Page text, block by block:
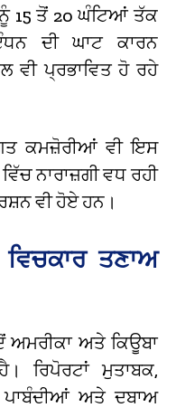
15 ਤੋਂ 20 ਘੰਟਿਆਂ ਤੱਕ
ਦੀ ਘਾਟ ਕਾਰਨ
ਵੀ ਪ੍ਰਭਾਵਿਤ ਹੋ ਰਹੇ
ਕਮਜ਼ੋਰੀਆਂ ਵੀ ਇਸ
ਨਾਰਾਜ਼ਗੀ ਵਧ ਰਹੀ
ਵੀ ਹੋਏ ਹਨ।
ਤਣਾਅ
ਅਤੇ ਕਿਊਬਾ
ਰਿਪੋਰਟਾਂ ਮੁਤਾਬਕ,
ਪਾਬੰਦੀਆਂ ਅਤੇ ਦਬਾਅ